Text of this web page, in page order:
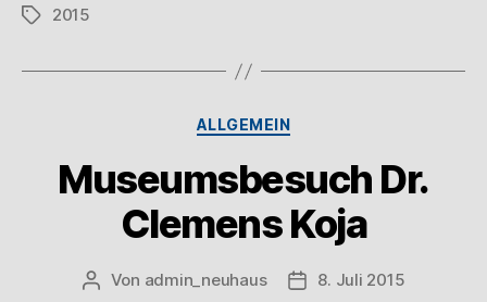
2015
ALLGEMEIN
Museumsbesuch Dr.
Clemens Koja
Von admin_neuhaus
8. Juli 2015